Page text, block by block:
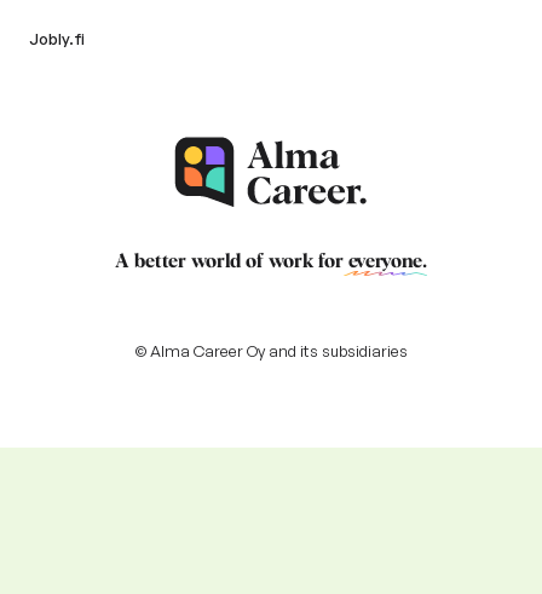
Jobly.fi
A better world of work for everyone.
© Alma Career Oy and its subsidiaries